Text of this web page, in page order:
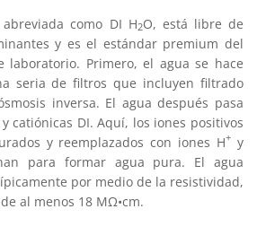
como DI H2O, está libre de
y es el estándar premium del
laboratorio. Primero, el agua se hace
seria de filtros que incluyen filtrado
inversa. El agua después pasa
catiónicas DI. Aquí, los iones positivos
y reemplazados con iones H+ y
para formar agua pura. El agua
por medio de la resistividad,
al menos 18 MΩ•cm.